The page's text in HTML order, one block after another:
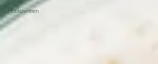
Halloween